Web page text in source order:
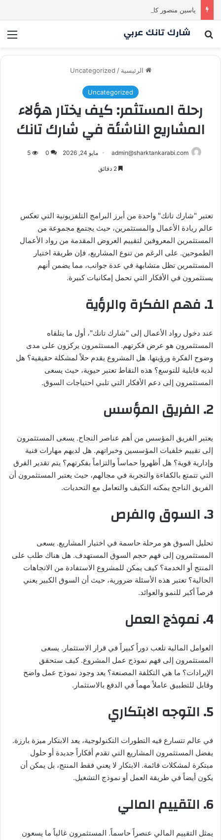
بحث عن
الرئيسية /
Uncategorized
Uncategorized
رحلة المستثمر: كيف يختار هؤلاء
المشاريع الناشئة في شارك تانك
admin@sharktankarabi.com مايو 24, 2026 0
5
تعتبر "شارك تانك" واحدة من أبرز البرامج التلفزيونية التي تعكس
عالم ريادة الأعمال والمستثمرين، حيث يجتمع مجموعة من
المستثمرين المعروفين لتقييم العروض المقدمة من رواد الأعمال
الطموحين. على الرغم من تنوع المشاريع، فإن طريقة اختيار
المستثمرين تظل متشابهة في عدة جوانب، مما يضمن أنهم
يستثمرون في الأفكار التي تحمل إمكانيات كبيرة.
1. فهم الفكرة والرؤية
عند دخول رواد الأعمال إلى "شارك تانك"، أول ما يتلقاه
المستثمرون هو عرض فكرتهم. المستثمرون يركزون على مدى
وضوح الفكرة ورؤيتها. هل المشروع يقدم حلاً لمشكلة حقيقية؟ هل
لديه قابلية للتوسع؟ هذه النقاط تعتبر حيوية، حيث يسعى
المستثمرون إلى دعم الأفكار التي تلبي احتياجات السوق.
2. الفريق المؤسس
يعتبر الفريق المؤسس من أهم عناصر النجاح. يسعى المستثمرون
إلى تقييم خلفيات المؤسسين وخبراتهم. هل لديهم مهارات فنية
وإدارية قوية؟ هل أظهروا حماساً والتزاماً بفكرتهم؟ يتم تقدير الفرق
التي تتمتع بالكفاءة والتجربة في مجالهم، حيث يعتبر المستثمرون أن
الفريق الناجح يمكنه التكيف والتعامل مع التحديات.
3. السوق والفرص
تحليل السوق هو مرحلة حاسمة في اختيار المشاريع. يسعى
المستثمرون إلى فهم حجم السوق المستهدف. هل هناك طلب على
المنتج أو الخدمة؟ كيف يمكن للمشروع الاستفادة من الاتجاهات
الحالية؟ تعتبر هذه الأسئلة ضرورية، حيث أن السوق الكبير يعني
فرصاً أكبر للنمو والعوائد.
4. نموذج العمل
العوامل المالية تلعب دوراً كبيراً في قرار الاستثمار. يسعى
المستثمرون إلى فهم نموذج عمل المشروع. كيف ستحقق
الإيرادات؟ ما هي التكلفة المصنعة؟ يعد وجود نموذج عمل واضح
وقابل للتطبيق عاملاً مهماً في الدفع بالاستثمار.
5. التوجه الابتكاري
في عالم تتسارع فيه التطورات التكنولوجية، يعد الابتكار ميزة بارزة.
يفضل المستثمرون المشاريع التي تقدم أفكاراً جديدة أو حلول
مبتكرة لمشكلات قائمة. الابتكار لا يعني فقط المنتج، بل يمكن أن
يكون أيضاً في طريقة العمل أو نموذج التشغيل.
6. التقييم المالي
يمثل التقييم المالي عنصراً حاسماً. المستثمرون غالباً ما يسعون